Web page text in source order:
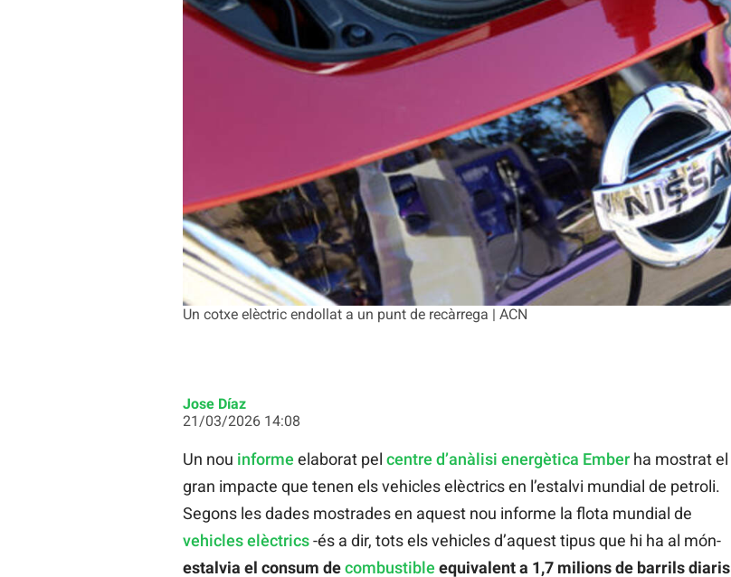
Un cotxe elèctric endollat a un punt de recàrrega | ACN
Jose Díaz
21/03/2026 14:08
Un nou informe elaborat pel centre d’anàlisi energètica Emberha mostrat el
gran impacte que tenen els vehicles elèctrics en l’estalvi mundial de petroli.
Segons les dades mostrades en aquest nou informe la flota mundial de
vehicles elèctrics-és a dir, tots els vehicles d’aquest tipus que hi ha al món-
estalvia el consum decombustible equivalent a 1,7 milions de barrils diaris